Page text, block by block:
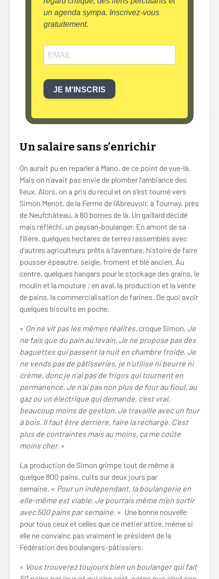
un agenda sympa. Inscrivez-vous
gratuitement.
JE M'INSCRIS
Un salaire sans s’enrichir
On aurait pu en reparler à Mano, de ce point de vue-là.
Mais on n’avait pas envie de plomber l’ambiance des
lieux. Alors, on a pris du recul et on s’est tourné vers
Simon Menot, de la Ferme de l’Abreuvoir, à Tournay, près
de Neufchâteau, à 80 bornes de là. Un gaillard décidé
mais réfléchi, un paysan-boulanger. En amont de sa
filière, quelques hectares de terres rassemblés avec
d’autres agriculteurs prêts à l’aventure, histoire de faire
pousser épeautre, seigle, froment et blé ancien. Au
centre, quelques hangars pour le stockage des grains, le
moulin et la mouture ; en aval, la production et la vente
de pains, la commercialisation de farines. De quoi avoir
quelques biscuits en poche.
« On ne vit pas les mêmes réalités, croque Simon. Je
ne fais que du pain au levain. Je ne propose pas des
baguettes qui passent la nuit en chambre froide. Je
ne vends pas de pâtisseries, je n’utilise ni beurre ni
crème, donc je n’ai pas de frigos qui tournent en
permanence. Je n’ai pas non plus de four au fioul, au
gaz ou un électrique qui demande, c’est vrai,
beaucoup moins de gestion. Je travaille avec un four
à bois. Il faut être derrière, faire la recharge. C’est
plus de contraintes mais au moins, ça me coûte
moins cher. »
La production de Simon grimpe tout de même à
quelque 800 pains, cuits sur deux jours par
semaine. « Pour un indépendant, la boulangerie en
elle-même est viable. Je pourrais même m’en sortir
avec 500 pains par semaine. » Une bonne nouvelle
pour tous ceux et celles que ce métier attire, même si
elle ne convainc pas vraiment le président de la
Fédération des boulangers-pâtissiers.
« Vous trouverez toujours bien un boulanger qui fait